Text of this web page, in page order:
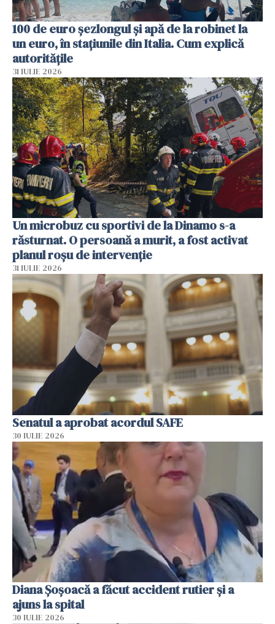
100 de euro șezlongul și apă de la robinet la
un euro, în stațiunile din Italia. Cum explică
autoritățile
31 IULIE 2026
Un microbuz cu sportivi de la Dinamo s-a
răsturnat. O persoană a murit, a fost activat
planul roșu de intervenție
31 IULIE 2026
Senatul a aprobat acordul SAFE
30 IULIE 2026
Diana Șoșoacă a făcut accident rutier și a
ajuns la spital
30 IULIE 2026